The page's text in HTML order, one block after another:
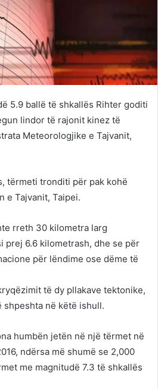
5.9 ballë të shkallës Rihter goditi
lindor të rajonit kinez të
Meteorologjike e Tajvanit,
tërmeti tronditi për pak kohë
e Tajvanit, Taipei.
rreth 30 kilometra larg
prej 6.6 kilometrash, dhe se për
për lëndime ose dëme të
të dy pllakave tektonike,
shpeshta në këtë ishull.
humbën jetën në një tërmet në
ndërsa më shumë se 2,000
me magnitudë 7.3 të shkallës